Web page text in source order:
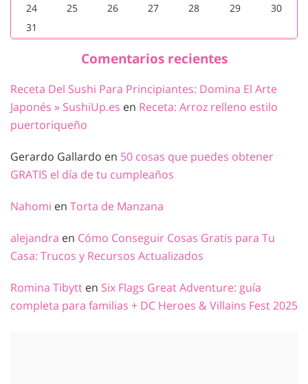
24
25 26 27 28 29
30
31
Comentarios recientes
Receta Del Sushi Para Principiantes: Domina El Arte
Japonés » SushiUp.es en Receta: Arroz relleno estilo
puertoriqueño
Gerardo Gallardo en 50 cosas que puedes obtener
GRATIS el día de tu cumpleaños
Nahomi en Torta de Manzana
alejandra en Cómo Conseguir Cosas Gratis para Tu
Casa: Trucos y Recursos Actualizados
Romina Tibytt en Six Flags Great Adventure: guía
completa para familias + DC Heroes & Villains Fest 2025